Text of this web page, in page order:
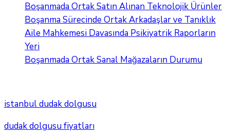
Boşanmada Ortak Satın Alınan Teknolojik Ürünler
Boşanma Sürecinde Ortak Arkadaşlar ve Tanıklık
Aile Mahkemesi Davasında Psikiyatrik Raporların
Yeri
Boşanmada Ortak Sanal Mağazaların Durumu
istanbul dudak dolgusu
dudak dolgusu fiyatları